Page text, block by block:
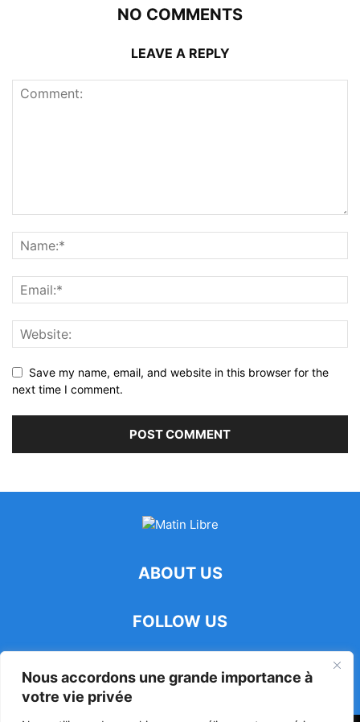
Nous accordons une grande importance à
votre vie privée
NO COMMENTS
LEAVE A REPLY
Save my name, email, and website in this browser for the
next time I comment.
ABOUT US
FOLLOW US